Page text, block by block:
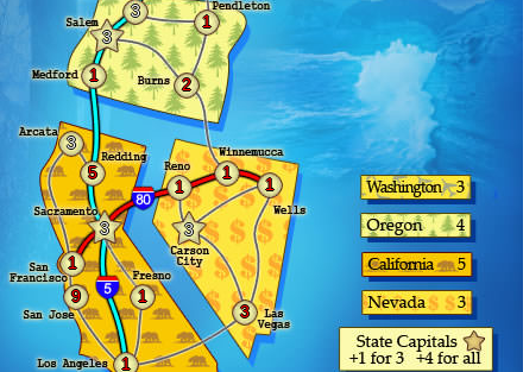
3
3
1
1
2
3
5
3
1
1
9
1
1
1
1
3
3